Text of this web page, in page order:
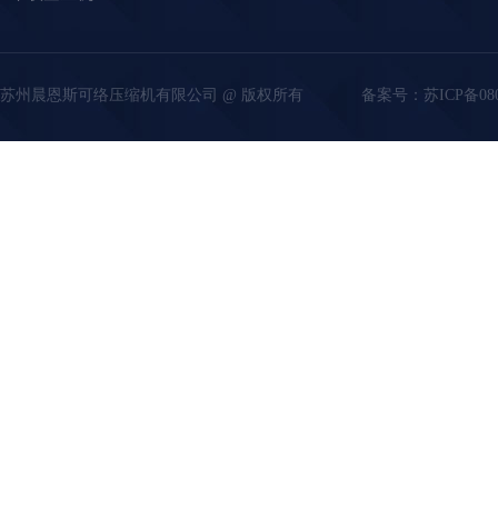
苏州晨恩斯可络压缩机有限公司 @ 版权所有 备案号： 苏ICP备